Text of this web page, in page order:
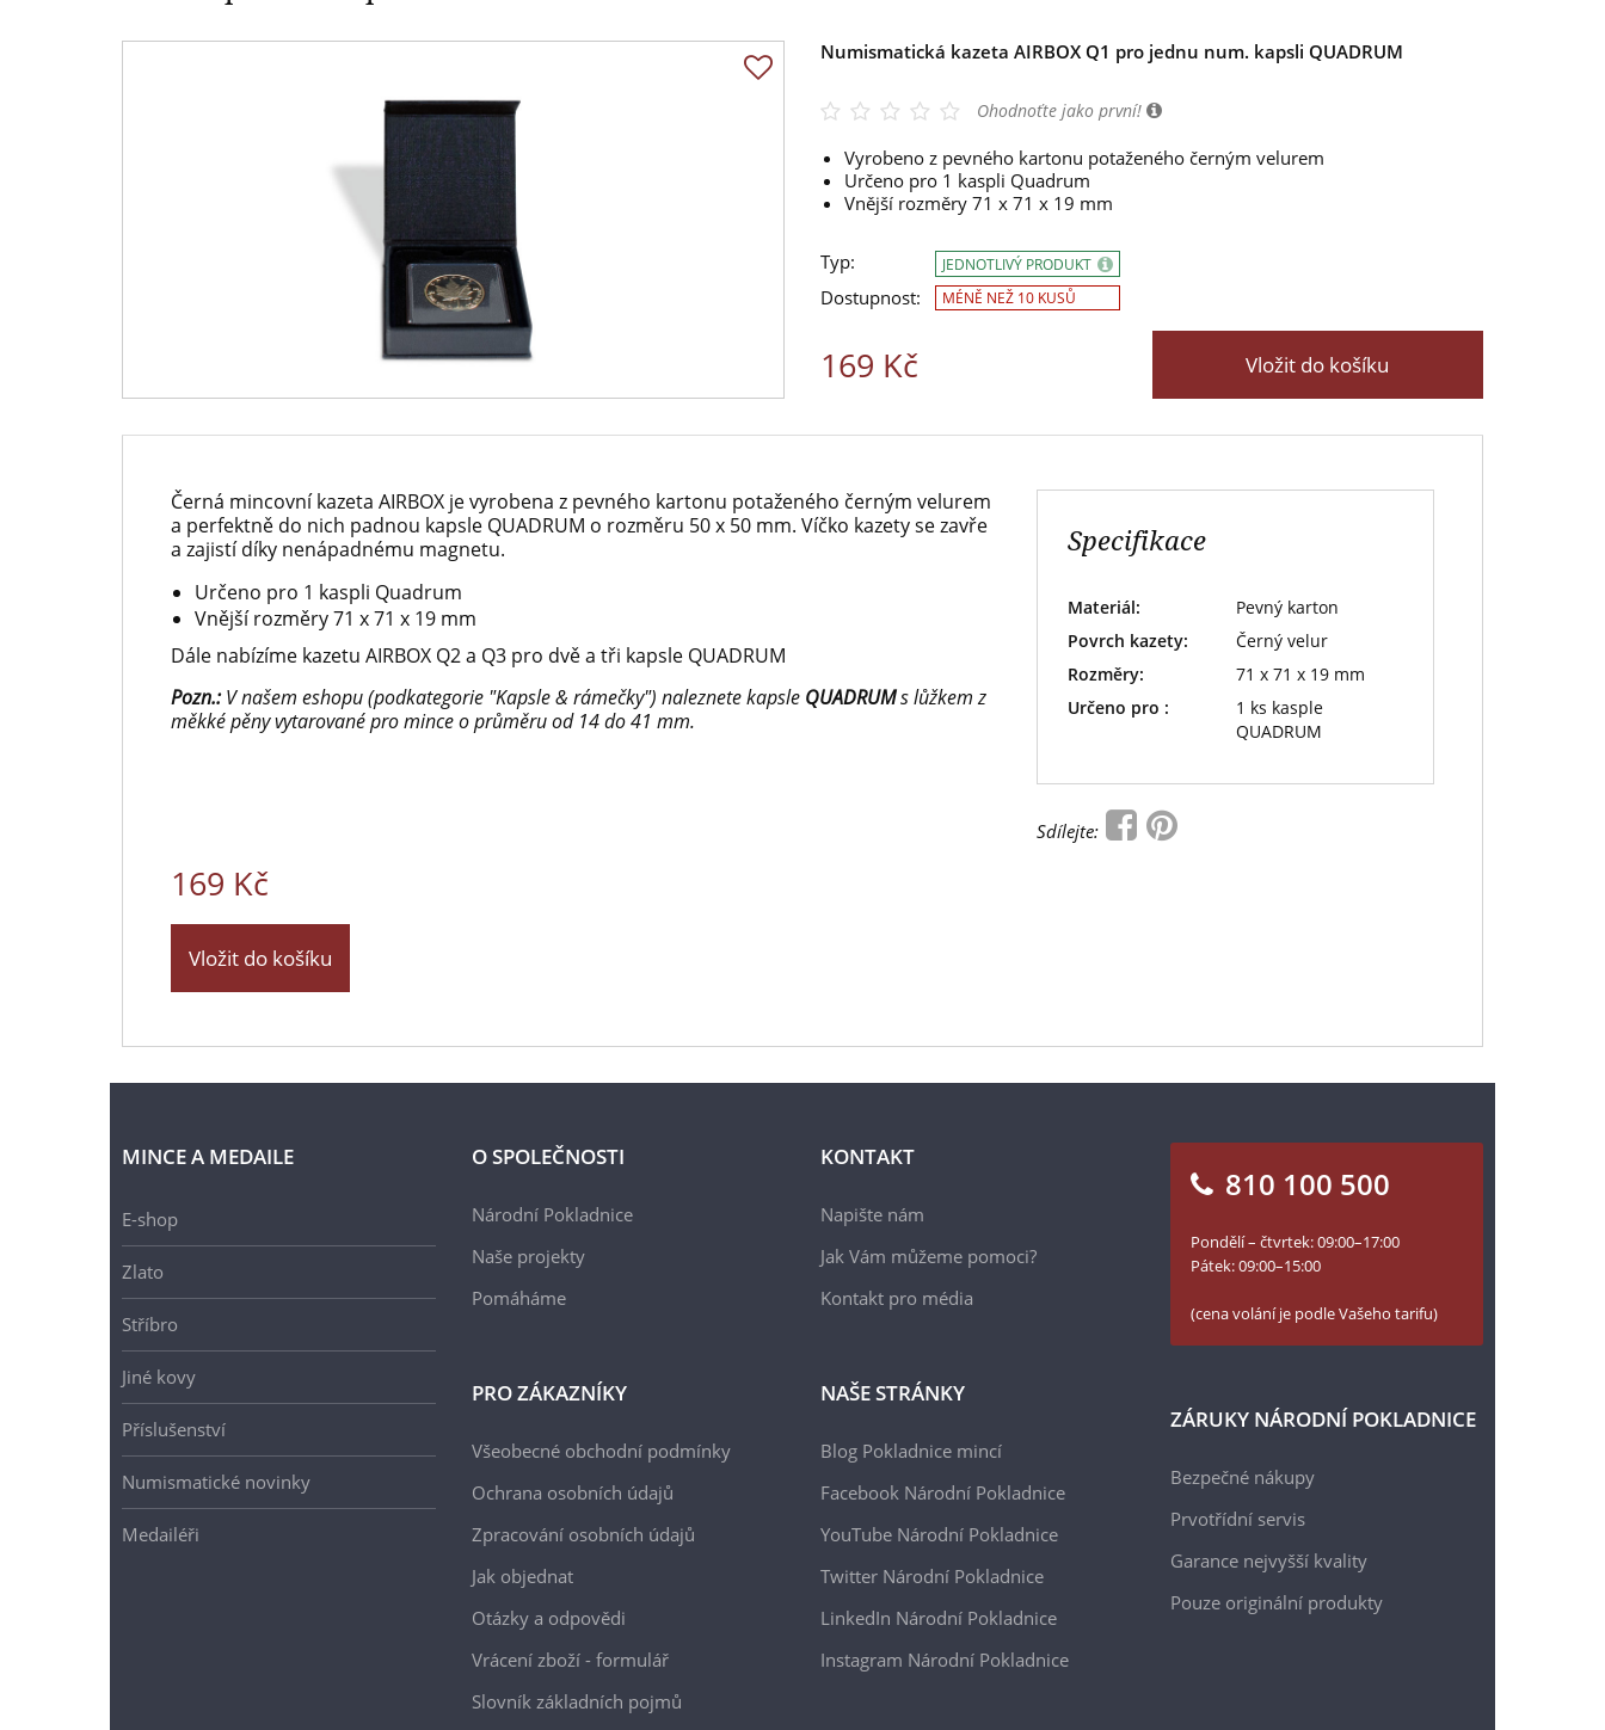
Numismatická kazeta AIRBOX Q1 pro jednu num. kapsli QUADRUM
Ohodnoťte jako první!
Vyrobeno z pevného kartonu potaženého černým velurem
Určeno pro 1 kaspli Quadrum
Vnější rozměry 71 x 71 x 19 mm
Typ:
Dostupnost:
JEDNOTLIVÝ PRODUKT
MÉNĚ NEŽ 10 KUSŮ
169 Kč Vložit do košíku
Černá mincovní kazeta AIRBOX je vyrobena z pevného kartonu potaženého černým velurem
a perfektně do nich padnou kapsle QUADRUM o rozměru 50 x 50 mm. Víčko kazety se zavře
a zajistí díky nenápadnému magnetu.
Určeno pro 1 kaspli Quadrum
Vnější rozměry 71 x 71 x 19 mm
Dále nabízíme kazetu AIRBOX Q2 a Q3 pro dvě a tři kapsle QUADRUM
Pozn.:V našem eshopu (podkategorie "Kapsle & rámečky") naleznete kapsle QUADRUMs lůžkem z
měkké pěny vytarované pro mince o průměru od 14 do 41 mm.
169 Kč
Vložit do košíku
Specifikace
Materiál:
Pevný karton
Povrch kazety:
Černý velur
Rozměry:
71 x 71 x 19 mm
Určeno pro :
1 ks kasple
QUADRUM
Sdílejte:
MINCE A MEDAILE
E-shop
Zlato
Stříbro
Jiné kovy
Příslušenství
Numismatické novinky
Medailéři
O SPOLEČNOSTI
Národní Pokladnice
Naše projekty
Pomáháme
PRO ZÁKAZNÍKY
Všeobecné obchodní podmínky
Ochrana osobních údajů
Zpracování osobních údajů
Jak objednat
Otázky a odpovědi
Vrácení zboží - formulář
Slovník základních pojmů
KONTAKT
Napište nám
Jak Vám můžeme pomoci?
Kontakt pro média
NAŠE STRÁNKY
Blog Pokladnice mincí
Facebook Národní Pokladnice
YouTube Národní Pokladnice
Twitter Národní Pokladnice
LinkedIn Národní Pokladnice
Instagram Národní Pokladnice
810 100 500
Pondělí – čtvrtek: 09:00–17:00
Pátek: 09:00–15:00
(cena volání je podle Vašeho tarifu)
ZÁRUKY NÁRODNÍ POKLADNICE
Bezpečné nákupy
Prvotřídní servis
Garance nejvyšší kvality
Pouze originální produkty
mincí